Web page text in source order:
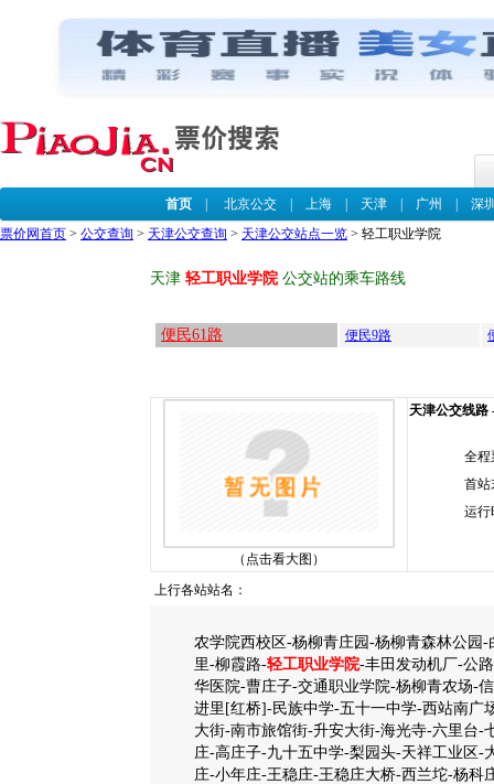
首页| 北京公交| 上海| 天津| 广州
深
票价网首页 > 公交查询 > 天津公交查询 > 天津公交站点一览 > 轻工职业学院
天津 轻工职业学院公交站的乘车路线
便民61路 便民9路
（点击看大图）
天津公交线路
全程
首站
运行
上行各站站名：
农学院西校区-杨柳青庄园-杨柳青森林公园
里-柳霞路-轻工职业学院-丰田发动机厂-公
华医院-曹庄子-交通职业学院-杨柳青农场-
进里[红桥]-民族中学-五十一中学-西站南广
大街-南市旅馆街-升安大街-海光寺-六里台
庄-高庄子-九十五中学-梨园头-天祥工业区
庄-小年庄-王稳庄-王稳庄大桥-西兰坨-杨